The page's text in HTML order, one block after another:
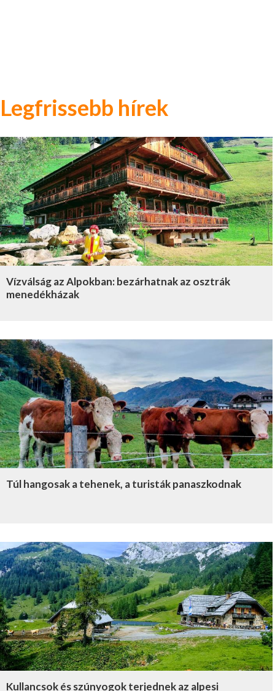
Legfrissebb hírek
Vízválság az Alpokban: bezárhatnak az osztrák
menedékházak
Túl hangosak a tehenek, a turisták panaszkodnak
Kullancsok és szúnyogok terjednek az alpesi